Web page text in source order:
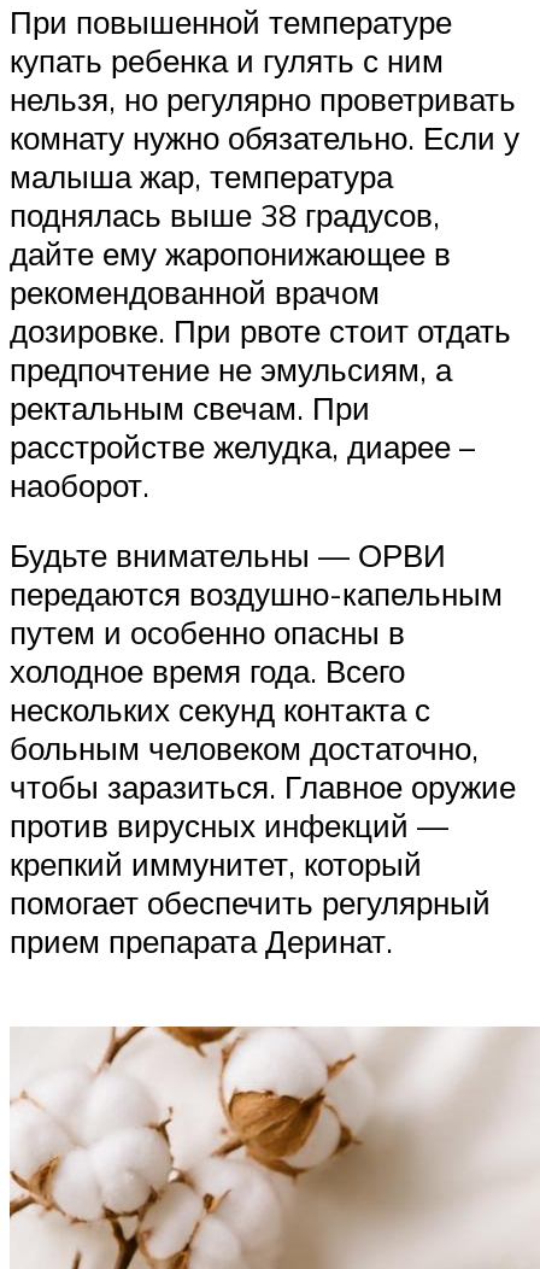
При повышенной температуре
купать ребенка и гулять с ним
нельзя, но регулярно проветривать
комнату нужно обязательно. Если у
малыша жар, температура
поднялась выше 38 градусов,
дайте ему жаропонижающее в
рекомендованной врачом
дозировке. При рвоте стоит отдать
предпочтение не эмульсиям, а
ректальным свечам. При
расстройстве желудка, диарее –
наоборот.
Будьте внимательны — ОРВИ
передаются воздушно-капельным
путем и особенно опасны в
холодное время года. Всего
нескольких секунд контакта с
больным человеком достаточно,
чтобы заразиться. Главное оружие
против вирусных инфекций —
крепкий иммунитет, который
помогает обеспечить регулярный
прием препарата Деринат.